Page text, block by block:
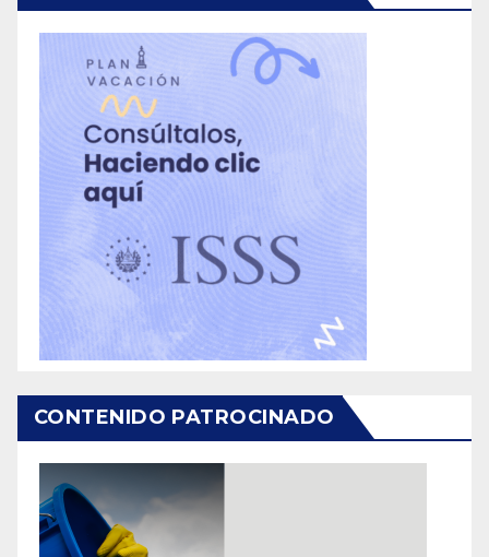
CONTENIDO PATROCINADO